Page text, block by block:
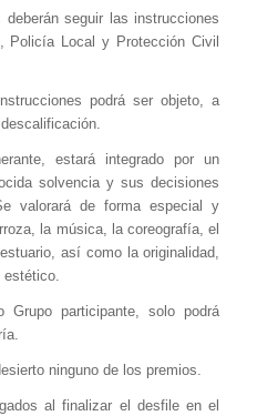
seguir las instrucciones
Policía Local y Protección Civil
podrá ser objeto, a
estará integrado por un
solvencia y sus decisiones
valorará de forma especial y
la música, la coreografía, el
así como la originalidad,
estético.
Grupo participante, solo podrá
ninguno de los premios.
al finalizar el desfile en el